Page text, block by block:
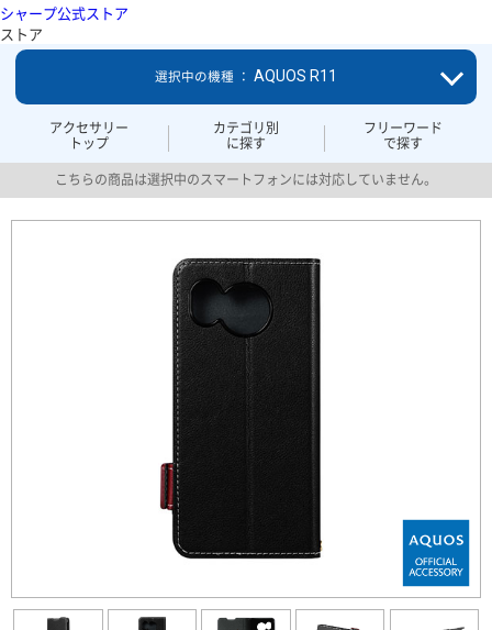
シャープ公式ストア
ストア
アクセサリー
トップ
カテゴリ別
に探す
フリーワード
で探す
選択中の機種 ： AQUOS R11
こちらの商品は選択中のスマートフォンには対応していません。